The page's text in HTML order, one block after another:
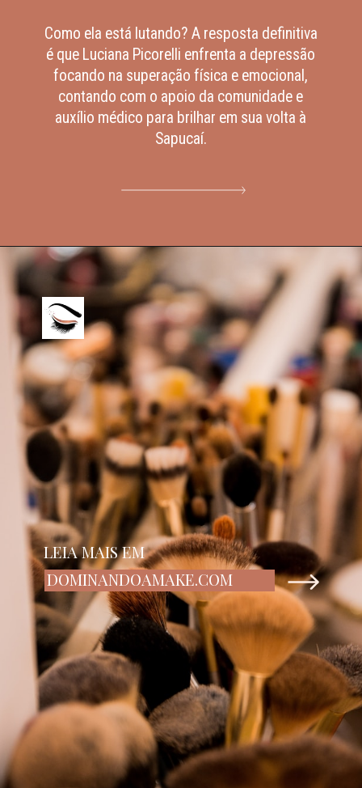
Como ela está lutando? A resposta definitiva
é que Luciana Picorelli enfrenta a depressão
focando na superação física e emocional,
contando com o apoio da comunidade e
auxílio médico para brilhar em sua volta à
Sapucaí.
LEIA MAIS EM
DOMINANDOAMAKE.COM